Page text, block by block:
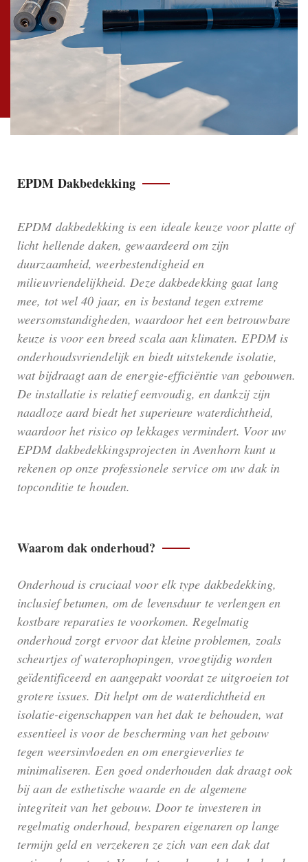
EPDM Dakbedekking
EPDM dakbedekking is een ideale keuze voor platte of
licht hellende daken, gewaardeerd om zijn
duurzaamheid, weerbestendigheid en
milieuvriendelijkheid. Deze dakbedekking gaat lang
mee, tot wel 40 jaar, en is bestand tegen extreme
weersomstandigheden, waardoor het een betrouwbare
keuze is voor een breed scala aan klimaten. EPDM is
onderhoudsvriendelijk en biedt uitstekende isolatie,
wat bijdraagt aan de energie-efficiëntie van gebouwen.
De installatie is relatief eenvoudig, en dankzij zijn
naadloze aard biedt het superieure waterdichtheid,
waardoor het risico op lekkages vermindert. Voor uw
EPDM dakbedekkingsprojecten in Avenhorn kunt u
rekenen op onze professionele service om uw dak in
topconditie te houden.
Waarom dak onderhoud?
Onderhoud is cruciaal voor elk type dakbedekking,
inclusief betumen, om de levensduur te verlengen en
kostbare reparaties te voorkomen. Regelmatig
onderhoud zorgt ervoor dat kleine problemen, zoals
scheurtjes of waterophopingen, vroegtijdig worden
geïdentificeerd en aangepakt voordat ze uitgroeien tot
grotere issues. Dit helpt om de waterdichtheid en
isolatie-eigenschappen van het dak te behouden, wat
essentieel is voor de bescherming van het gebouw
tegen weersinvloeden en om energieverlies te
minimaliseren. Een goed onderhouden dak draagt ook
bij aan de esthetische waarde en de algemene
integriteit van het gebouw. Door te investeren in
regelmatig onderhoud, besparen eigenaren op lange
termijn geld en verzekeren ze zich van een dak dat